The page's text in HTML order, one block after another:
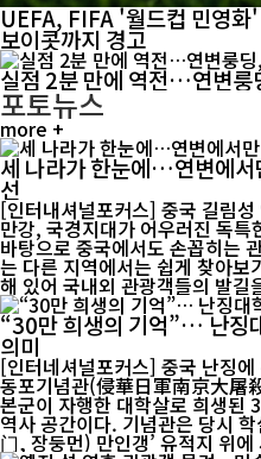
UEFA, FIFA '월드컵 민영
보이콧까지 경고
실점 2분 만에 역전…연변룽
포토뉴스
more +
세 나라가 한눈에…연변에서
선
[인터내셔널포커스] 중국 길림
만강, 국경지대가 어우러진 독특
바탕으로 중국에서도 손꼽히는
는 다른 지역에서는 쉽게 찾아보
“30만 희생의 기억”… 난징
의미
[인터네셔널포커스] 중국 난징
동포기념관(侵華日軍南京大屠
본군이 자행한 대학살로 희생된
역사 공간이다. 기념관은 당시
门, 장둥먼) 만인갱’ 유적지 위